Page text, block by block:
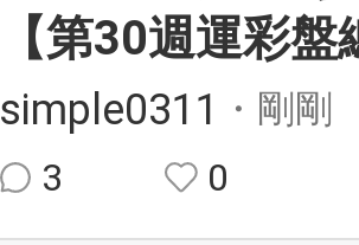
【第30週運彩
simple0311 ・剛剛
3
0